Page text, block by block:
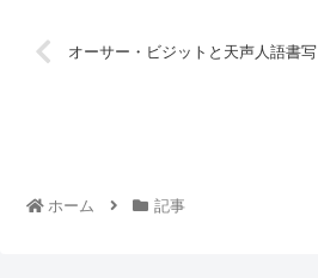
オーサー・ビジットと天声人語書写
ホーム 記事